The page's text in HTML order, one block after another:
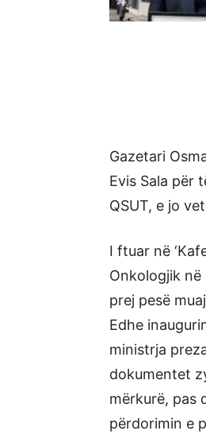
Gazetari
Evis Sala për
QSUT, e jo
I ftuar në
Onkologjik në
prej pesë
Edhe
ministrja
dokumentet
mërkurë, pas
përdorimin e